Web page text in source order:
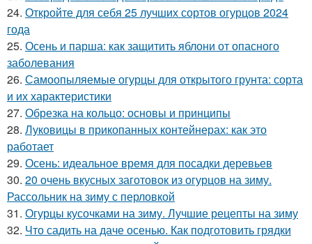
24. Откройте для себя 25 лучших сортов огурцов 2024
года
25. Осень и парша: как защитить яблони от опасного
заболевания
26. Самоопыляемые огурцы для открытого грунта: сорта
и их характеристики
27. Обрезка на кольцо: основы и принципы
28. Луковицы в прикопанных контейнерах: как это
работает
29. Осень: идеальное время для посадки деревьев
30. 20 очень вкусных заготовок из огурцов на зиму.
Рассольник на зиму с перловкой
31. Огурцы кусочками на зиму. Лучшие рецепты на зиму
32. Что садить на даче осенью. Как подготовить грядки